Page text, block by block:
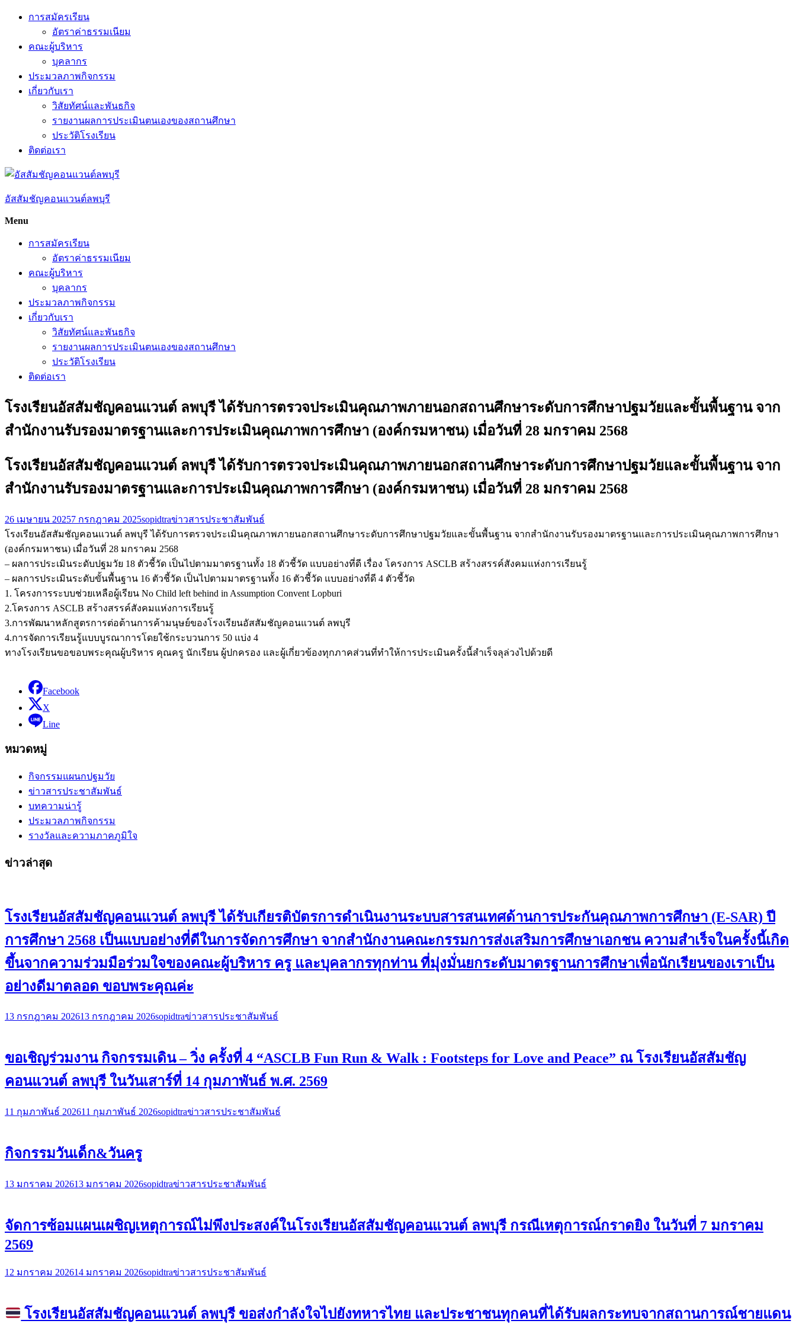
Skip
การสมัครเรียน
อัตราค่าธรรมเนียม
คณะผู้บริหาร
บุคลากร
ประมวลภาพกิจกรรม
เกี่ยวกับเรา
วิสัยทัศน์และพันธกิจ
รายงานผลการประเมินตนเองของสถานศึกษา
ประวัติโรงเรียน
ติดต่อเรา
อัสสัมชัญคอนแวนต์ลพบุรี
Menu
การสมัครเรียน
อัตราค่าธรรมเนียม
คณะผู้บริหาร
บุคลากร
ประมวลภาพกิจกรรม
เกี่ยวกับเรา
วิสัยทัศน์และพันธกิจ
รายงานผลการประเมินตนเองของสถานศึกษา
ประวัติโรงเรียน
ติดต่อเรา
โรงเรียนอัสสัมชัญคอนแวนต์ ลพบุรี ได้รับการตรวจประเมินคุณภาพภายนอกสถานศึกษาระดับการศึกษาปฐมวัยและขั้นพื้นฐาน จาก
สำนักงานรับรองมาตรฐานและการประเมินคุณภาพการศึกษา (องค์กรมหาชน) เมื่อวันที่ 28 มกราคม 2568
โรงเรียนอัสสัมชัญคอนแวนต์ ลพบุรี ได้รับการตรวจประเมินคุณภาพภายนอกสถานศึกษาระดับการศึกษาปฐมวัยและขั้นพื้นฐาน จาก
สำนักงานรับรองมาตรฐานและการประเมินคุณภาพการศึกษา (องค์กรมหาชน) เมื่อวันที่ 28 มกราคม 2568
26 เมษายน 20257 กรกฎาคม 2025sopidtraข่าวสารประชาสัมพันธ์
โรงเรียนอัสสัมชัญคอนแวนต์ ลพบุรี ได้รับการตรวจประเมินคุณภาพภายนอกสถานศึกษาระดับการศึกษาปฐมวัยและขั้นพื้นฐาน จากสำนักงานรับรองมาตรฐานและการประเมินคุณภาพการศึกษา
(องค์กรมหาชน) เมื่อวันที่ 28 มกราคม 2568
– ผลการประเมินระดับปฐมวัย 18 ตัวชี้วัด เป็นไปตามมาตรฐานทั้ง 18 ตัวชี้วัด แบบอย่างที่ดี เรื่อง โครงการ ASCLB สร้างสรรค์สังคมแห่งการเรียนรู้
– ผลการประเมินระดับขั้นพื้นฐาน 16 ตัวชี้วัด เป็นไปตามมาตรฐานทั้ง 16 ตัวชี้วัด แบบอย่างที่ดี 4 ตัวชี้วัด
1. โครงการระบบช่วยเหลือผู้เรียน No Child left behind in Assumption Convent Lopburi
2.โครงการ ASCLB สร้างสรรค์สังคมแห่งการเรียนรู้
3.การพัฒนาหลักสูตรการต่อต้านการค้ามนุษย์ของโรงเรียนอัสสัมชัญคอนแวนต์ ลพบุรี
4.การจัดการเรียนรู้แบบบูรณาการโดยใช้กระบวนการ 50 แบ่ง 4
ทางโรงเรียนขอขอบพระคุณผู้บริหาร คุณครู นักเรียน ผู้ปกครอง และผู้เกี่ยวข้องทุกภาคส่วนที่ทำให้การประเมินครั้งนี้สำเร็จลุล่วงไปด้วยดี
Facebook
X
Line
หมวดหมู่
กิจกรรมแผนกปฐมวัย
ข่าวสารประชาสัมพันธ์
บทความน่ารู้
ประมวลภาพกิจกรรม
รางวัลและความภาคภูมิใจ
ข่าวล่าสุด
โรงเรียนอัสสัมชัญคอนแวนต์ ลพบุรี ได้รับเกียรติบัตรการดำเนินงานระบบสารสนเทศด้านการประกันคุณภาพการศึกษา (E-SAR) ปี
การศึกษา 2568 เป็นแบบอย่างที่ดีในการจัดการศึกษา จากสำนักงานคณะกรรมการส่งเสริมการศึกษาเอกชน ความสำเร็จในครั้งนี้เกิด
ขึ้นจากความร่วมมือร่วมใจของคณะผู้บริหาร ครู และบุคลากรทุกท่าน ที่มุ่งมั่นยกระดับมาตรฐานการศึกษาเพื่อนักเรียนของเราเป็น
อย่างดีมาตลอด ขอบพระคุณค่ะ
13 กรกฎาคม 202613 กรกฎาคม 2026sopidtraข่าวสารประชาสัมพันธ์
ขอเชิญร่วมงาน กิจกรรมเดิน – วิ่ง ครั้งที่ 4 “ASCLB Fun Run & Walk : Footsteps for Love and Peace” ณ โรงเรียนอัสสัมชัญ
คอนแวนต์ ลพบุรี ในวันเสาร์ที่ 14 กุมภาพันธ์ พ.ศ. 2569
11 กุมภาพันธ์ 202611 กุมภาพันธ์ 2026sopidtraข่าวสารประชาสัมพันธ์
กิจกรรมวันเด็ก&วันครู
13 มกราคม 202613 มกราคม 2026sopidtraข่าวสารประชาสัมพันธ์
จัดการซ้อมแผนเผชิญเหตุการณ์ไม่พึงประสงค์ในโรงเรียนอัสสัมชัญคอนแวนต์ ลพบุรี กรณีเหตุการณ์กราดยิง ในวันที่ 7 มกราคม
2569
12 มกราคม 202614 มกราคม 2026sopidtraข่าวสารประชาสัมพันธ์
โรงเรียนอัสสัมชัญคอนแวนต์ ลพบุรี ขอส่งกำลังใจไปยังทหารไทย และประชาชนทุกคนที่ได้รับผลกระทบจากสถานการณ์ชายแดน